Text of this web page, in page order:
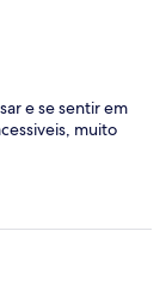
e se sentir em
muito